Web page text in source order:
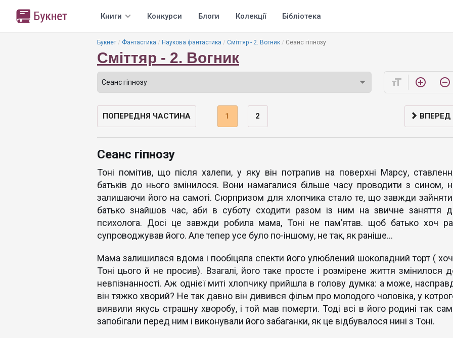
Книги Конкурси Блоги Колекції Бібліотека
Букнет Фантастика Наукова фантастика Сміттяр - 2. Вогник Сеанс гіпнозу
Сміттяр - 2. Вогник
format_size add_circle_outline remove_circle_outline
ПОПЕРЕДНЯ ЧАСТИНА 1 2 ВПЕРЕД
Сеанс гіпнозу
Тоні помітив, що після халепи, у яку він потрапив на поверхні Марсу,
батьків до нього змінилося. Вони намагалися більше часу проводити з сином,
залишаючи його на самоті. Сюрпризом для хлопчика стало те, що завжди
батько знайшов час, аби в суботу сходити разом із ним на звичне заняття
психолога. Досі це завжди робила мама, Тоні не пам’ятав. щоб батько хоч
супроводжував його. Але тепер усе було по-іншому, не так, як раніше…
Мама залишилася вдома і пообіцяла спекти його улюблений шоколадний торт (
Тоні цього й не просив). Взагалі, його таке просте і розмірене життя змінилося
невпізнанності. Аж однієї миті хлопчику прийшла в голову думка: а може,
він тяжко хворий? Не так давно він дивився фільм про молодого чоловіка, у
виявили якусь страшну хворобу, і той мав померти. Тоді всі в його родині так
запобігали перед ним і виконували його забаганки, як це відбувалося нині з Тоні.